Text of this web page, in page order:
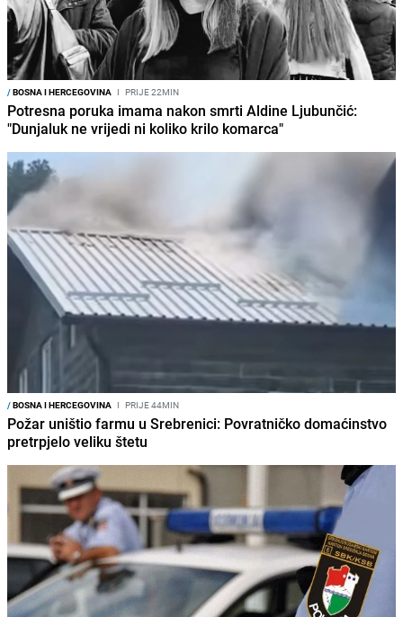
/BOSNA I HERCEGOVINA I PRIJE 22MIN
Potresna poruka imama nakon smrti Aldine Ljubunčić:
"Dunjaluk ne vrijedi ni koliko krilo komarca"
/BOSNA I HERCEGOVINA I PRIJE 44MIN
Požar uništio farmu u Srebrenici: Povratničko domaćinstvo
pretrpjelo veliku štetu